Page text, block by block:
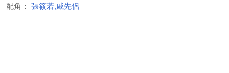
配角：
張筱若,戚先侶